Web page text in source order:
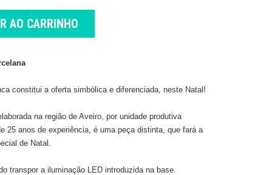
AO CARRINHO
constitui a oferta simbólica e diferenciada, neste Natal!
na região de Aveiro, por unidade produtiva
25 anos de experiência, é uma peça distinta, que fará a
de Natal.
transpor a iluminação LED introduzida na base.